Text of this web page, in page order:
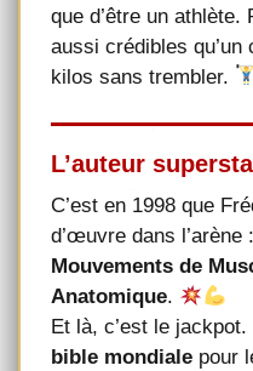
que d’être un
aussi crédibles
kilos sans trembler.
L’auteur
C’est en 1998 que
d’œuvre dans l’arène :
Mouvements de
Anatomique.
Et là, c’est le jackpot.
bible mondiale pour